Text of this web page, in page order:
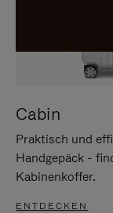
Cabin
Praktisch und
Handgepäck -
Kabinenkoffer.
ENTDECKEN